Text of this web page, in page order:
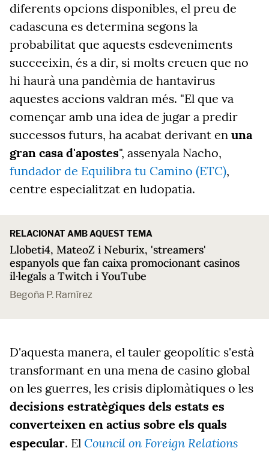
diferents opcions disponibles, el preu de
cadascuna es determina segons la
probabilitat que aquests esdeveniments
succeeixin, és a dir, si molts creuen que no
hi haurà una pandèmia de hantavirus
aquestes accions valdran més. "El que va
començar amb una idea de jugar a predir
successos futurs, ha acabat derivant en una
gran casa d'apostes", assenyala Nacho,
fundador de Equilibra tu Camino (ETC),
centre especialitzat en ludopatia.
RELACIONAT AMB AQUEST TEMA
Llobeti4, MateoZ i Neburix, 'streamers'
espanyols que fan caixa promocionant casinos
il·legals a Twitch i YouTube
Begoña P. Ramírez
D'aquesta manera, el tauler geopolític s'està
transformant en una mena de casino global
on les guerres, les crisis diplomàtiques o les
decisions estratègiques dels estats es
converteixen en actius sobre els quals
especular. El Council on Foreign Relations